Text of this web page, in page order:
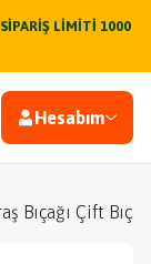
LİMİTİ 1000
Hesabım
Bıçağı Çift